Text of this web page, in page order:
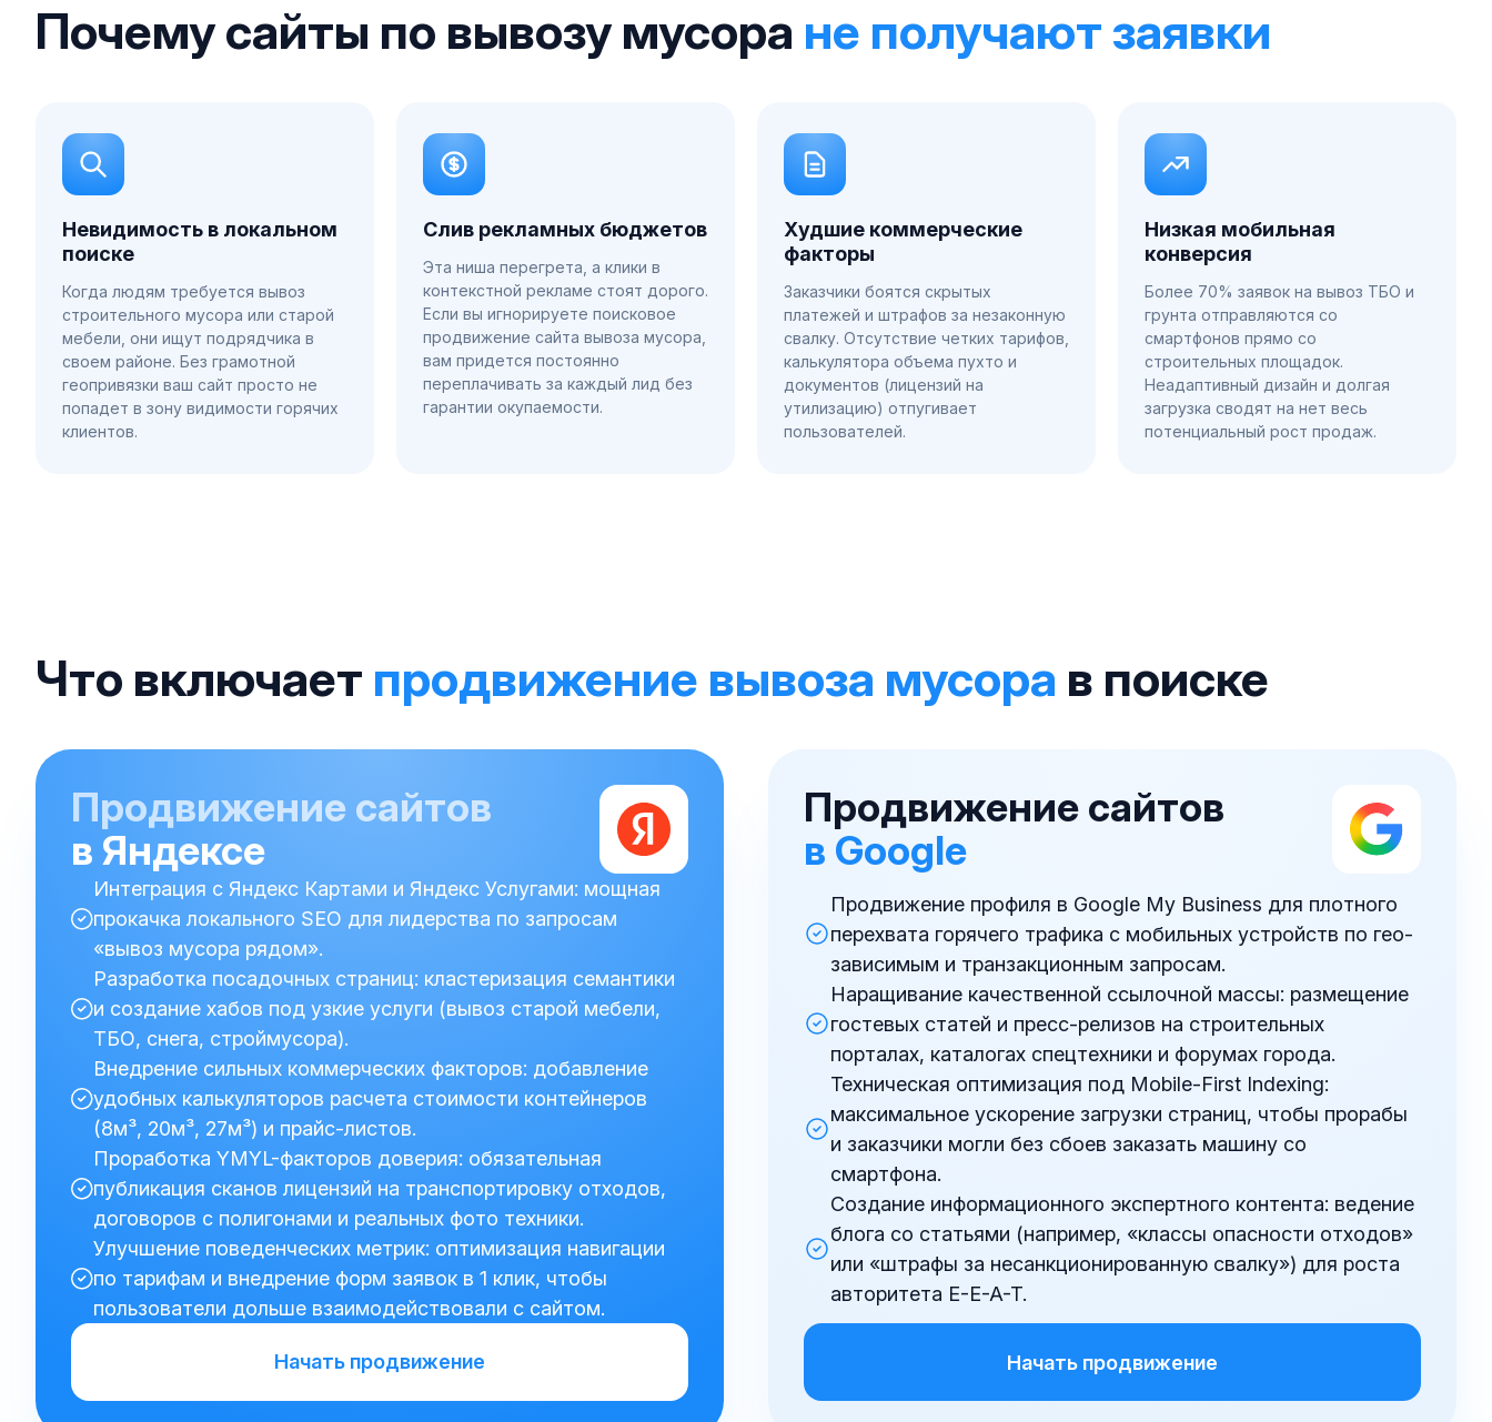
Почему сайты по вывозу мусора не получают заявки
Невидимость в локальном
поиске
Когда людям требуется вывоз
строительного мусора или старой
мебели, они ищут подрядчика в
своем районе. Без грамотной
геопривязки ваш сайт просто не
попадет в зону видимости горячих
клиентов.
Слив рекламных бюджетов
Эта ниша перегрета, а клики в
контекстной рекламе стоят дорого.
Если вы игнорируете поисковое
продвижение сайта вывоза мусора,
вам придется постоянно
переплачивать за каждый лид без
гарантии окупаемости.
Худшие коммерческие
факторы
Заказчики боятся скрытых
платежей и штрафов за незаконную
свалку. Отсутствие четких тарифов,
калькулятора объема пухто и
документов (лицензий на
утилизацию) отпугивает
пользователей.
Низкая мобильная
конверсия
Более 70% заявок на вывоз ТБО и
грунта отправляются со
смартфонов прямо со
строительных площадок.
Неадаптивный дизайн и долгая
загрузка сводят на нет весь
потенциальный рост продаж.
Что включает продвижение вывоза мусора в поиске
Продвижение сайтов
в Яндексе
Интеграция с Яндекс Картами и Яндекс Услугами: мощная
прокачка локального SEO для лидерства по запросам
«вывоз мусора рядом».
Разработка посадочных страниц: кластеризация семантики
и создание хабов под узкие услуги (вывоз старой мебели,
ТБО, снега, строймусора).
Внедрение сильных коммерческих факторов: добавление
удобных калькуляторов расчета стоимости контейнеров
(8м³, 20м³, 27м³) и прайс-листов.
Проработка YMYL-факторов доверия: обязательная
публикация сканов лицензий на транспортировку отходов,
договоров с полигонами и реальных фото техники.
Улучшение поведенческих метрик: оптимизация навигации
по тарифам и внедрение форм заявок в 1 клик, чтобы
пользователи дольше взаимодействовали с сайтом.
Начать продвижение
Продвижение сайтов
в Google
Продвижение профиля в Google My Business для плотного
перехвата горячего трафика с мобильных устройств по гео-
зависимым и транзакционным запросам.
Наращивание качественной ссылочной массы: размещение
гостевых статей и пресс-релизов на строительных
порталах, каталогах спецтехники и форумах города.
Техническая оптимизация под Mobile-First Indexing:
максимальное ускорение загрузки страниц, чтобы прорабы
и заказчики могли без сбоев заказать машину со
смартфона.
Создание информационного экспертного контента: ведение
блога со статьями (например, «классы опасности отходов»
или «штрафы за несанкционированную свалку») для роста
авторитета E-E-A-T.
Начать продвижение